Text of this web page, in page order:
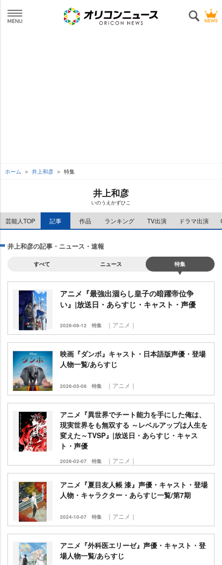
ホーム 井上和彦 特集
井上和彦
いのうえかずひこ
芸能人TOP 記事 作品 ランキング TV出演 ドラマ出演
井上和彦の記事・ニュース・速報
すべて ニュース 特集
アニメ『最強出涸らし皇子の暗躍帝位争
い』|放送日・あらすじ・キャスト・声優
2026-06-12 特集 ｜アニメ｜
映画『ダンボ』キャスト・日本語版声優・登場
人物一覧/あらすじ
2026-05-08 特集 ｜アニメ｜
アニメ『異世界でチート能力を手にした俺は、
現実世界をも無双する ～レベルアップは人生を
変えた～TVSP』|放送日・あらすじ・キャス
ト・声優
2026-02-07 特集 ｜アニメ｜
アニメ『夏目友人帳 漆』声優・キャスト・登場
人物・キャラクター・あらすじ一覧/第7期
2024-10-07 特集 ｜アニメ｜
アニメ『外科医エリーゼ』声優・キャスト・登
場人物一覧/あらすじ